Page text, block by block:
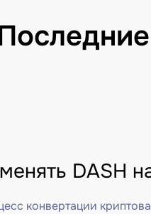
DASH
конвертации